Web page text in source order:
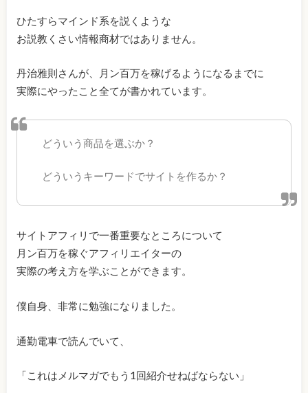
ひたすらマインド系を説くような
お説教くさい情報商材ではありません。
丹治雅則さんが、月ン百万を稼げるようになるまでに
実際にやったこと全てが書かれています。
どういう商品を選ぶか？
どういうキーワードでサイトを作るか？
サイトアフィリで一番重要なところについて
月ン百万を稼ぐアフィリエイターの
実際の考え方を学ぶことができます。
僕自身、非常に勉強になりました。
通勤電車で読んでいて、
「これはメルマガでもう1回紹介せねばならない」